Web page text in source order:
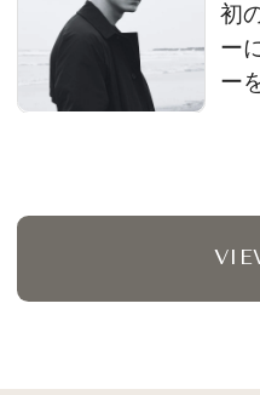
初
ー
ー